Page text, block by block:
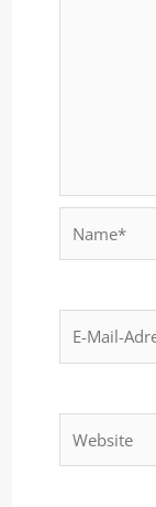
Name*
E-
Mail-
Website